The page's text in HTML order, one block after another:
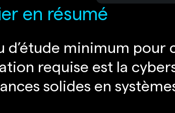
en résumé
d’étude minimum pour
requise est la
solides en